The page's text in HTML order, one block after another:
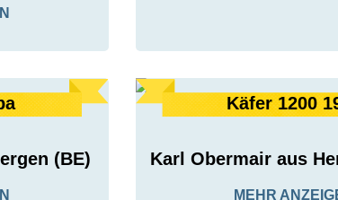
(BE)
Käfer 1200
Karl Obermair aus
MEHR